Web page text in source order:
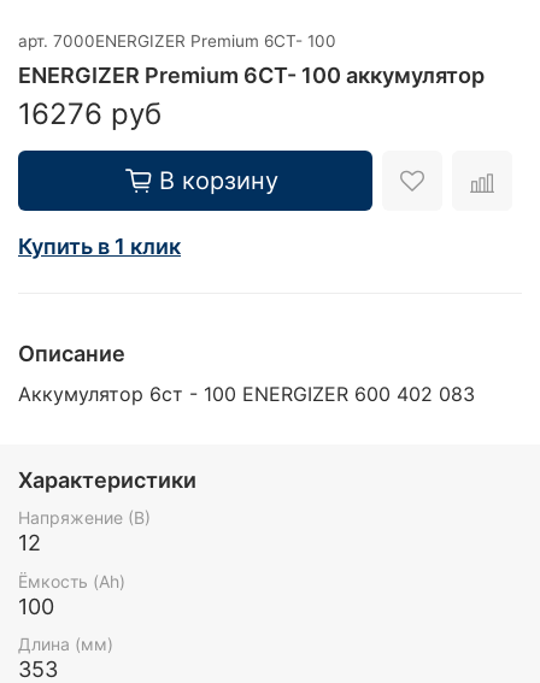
арт. 7000ENERGIZER Premium 6CT- 100
ENERGIZER Premium 6CT- 100 аккумулятор
16276 руб
В корзину
Купить в 1 клик
Описание
Аккумулятор 6ст - 100 ENERGIZER 600 402 083
Характеристики
Напряжение (В)
12
Ёмкость (Ah)
100
Длина (мм)
353